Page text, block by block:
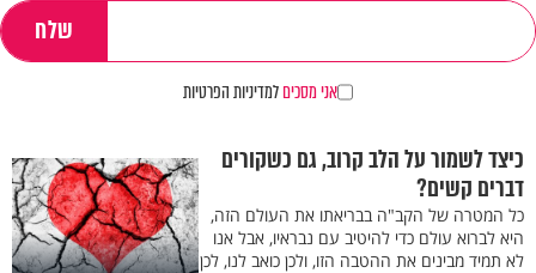
אני מסכיםלמדיניות הפרטיות
כיצד לשמור על הלב קרוב, גם כשקורים
דברים קשים?
כל המטרה של הקב"ה בבריאתו את העולם הזה,
היא לברוא עולם כדי להיטיב עם נבראיו, אבל אנו
לא תמיד מבינים את ההטבה הזו, ולכן כואב לנו, לכן